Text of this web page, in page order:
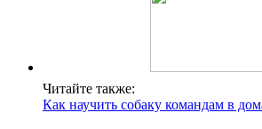
Читайте также:
Как научить собаку командам в